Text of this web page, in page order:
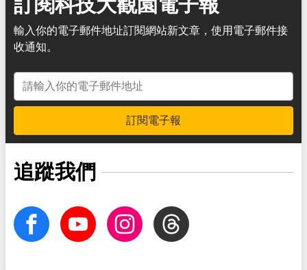
輸入你的電子郵件地址訂閱網站新文章，使用電子郵件接
收通知。
電子郵件地址
訂閱電子報
追蹤我們
facebook Youtube InstagramThreads